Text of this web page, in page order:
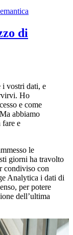
di
i vostri dati, e
Ho
e come
abbiamo
fare e
le
giorni ha travolto
condiviso con
Analytica i dati di
per potere
dell’ultima